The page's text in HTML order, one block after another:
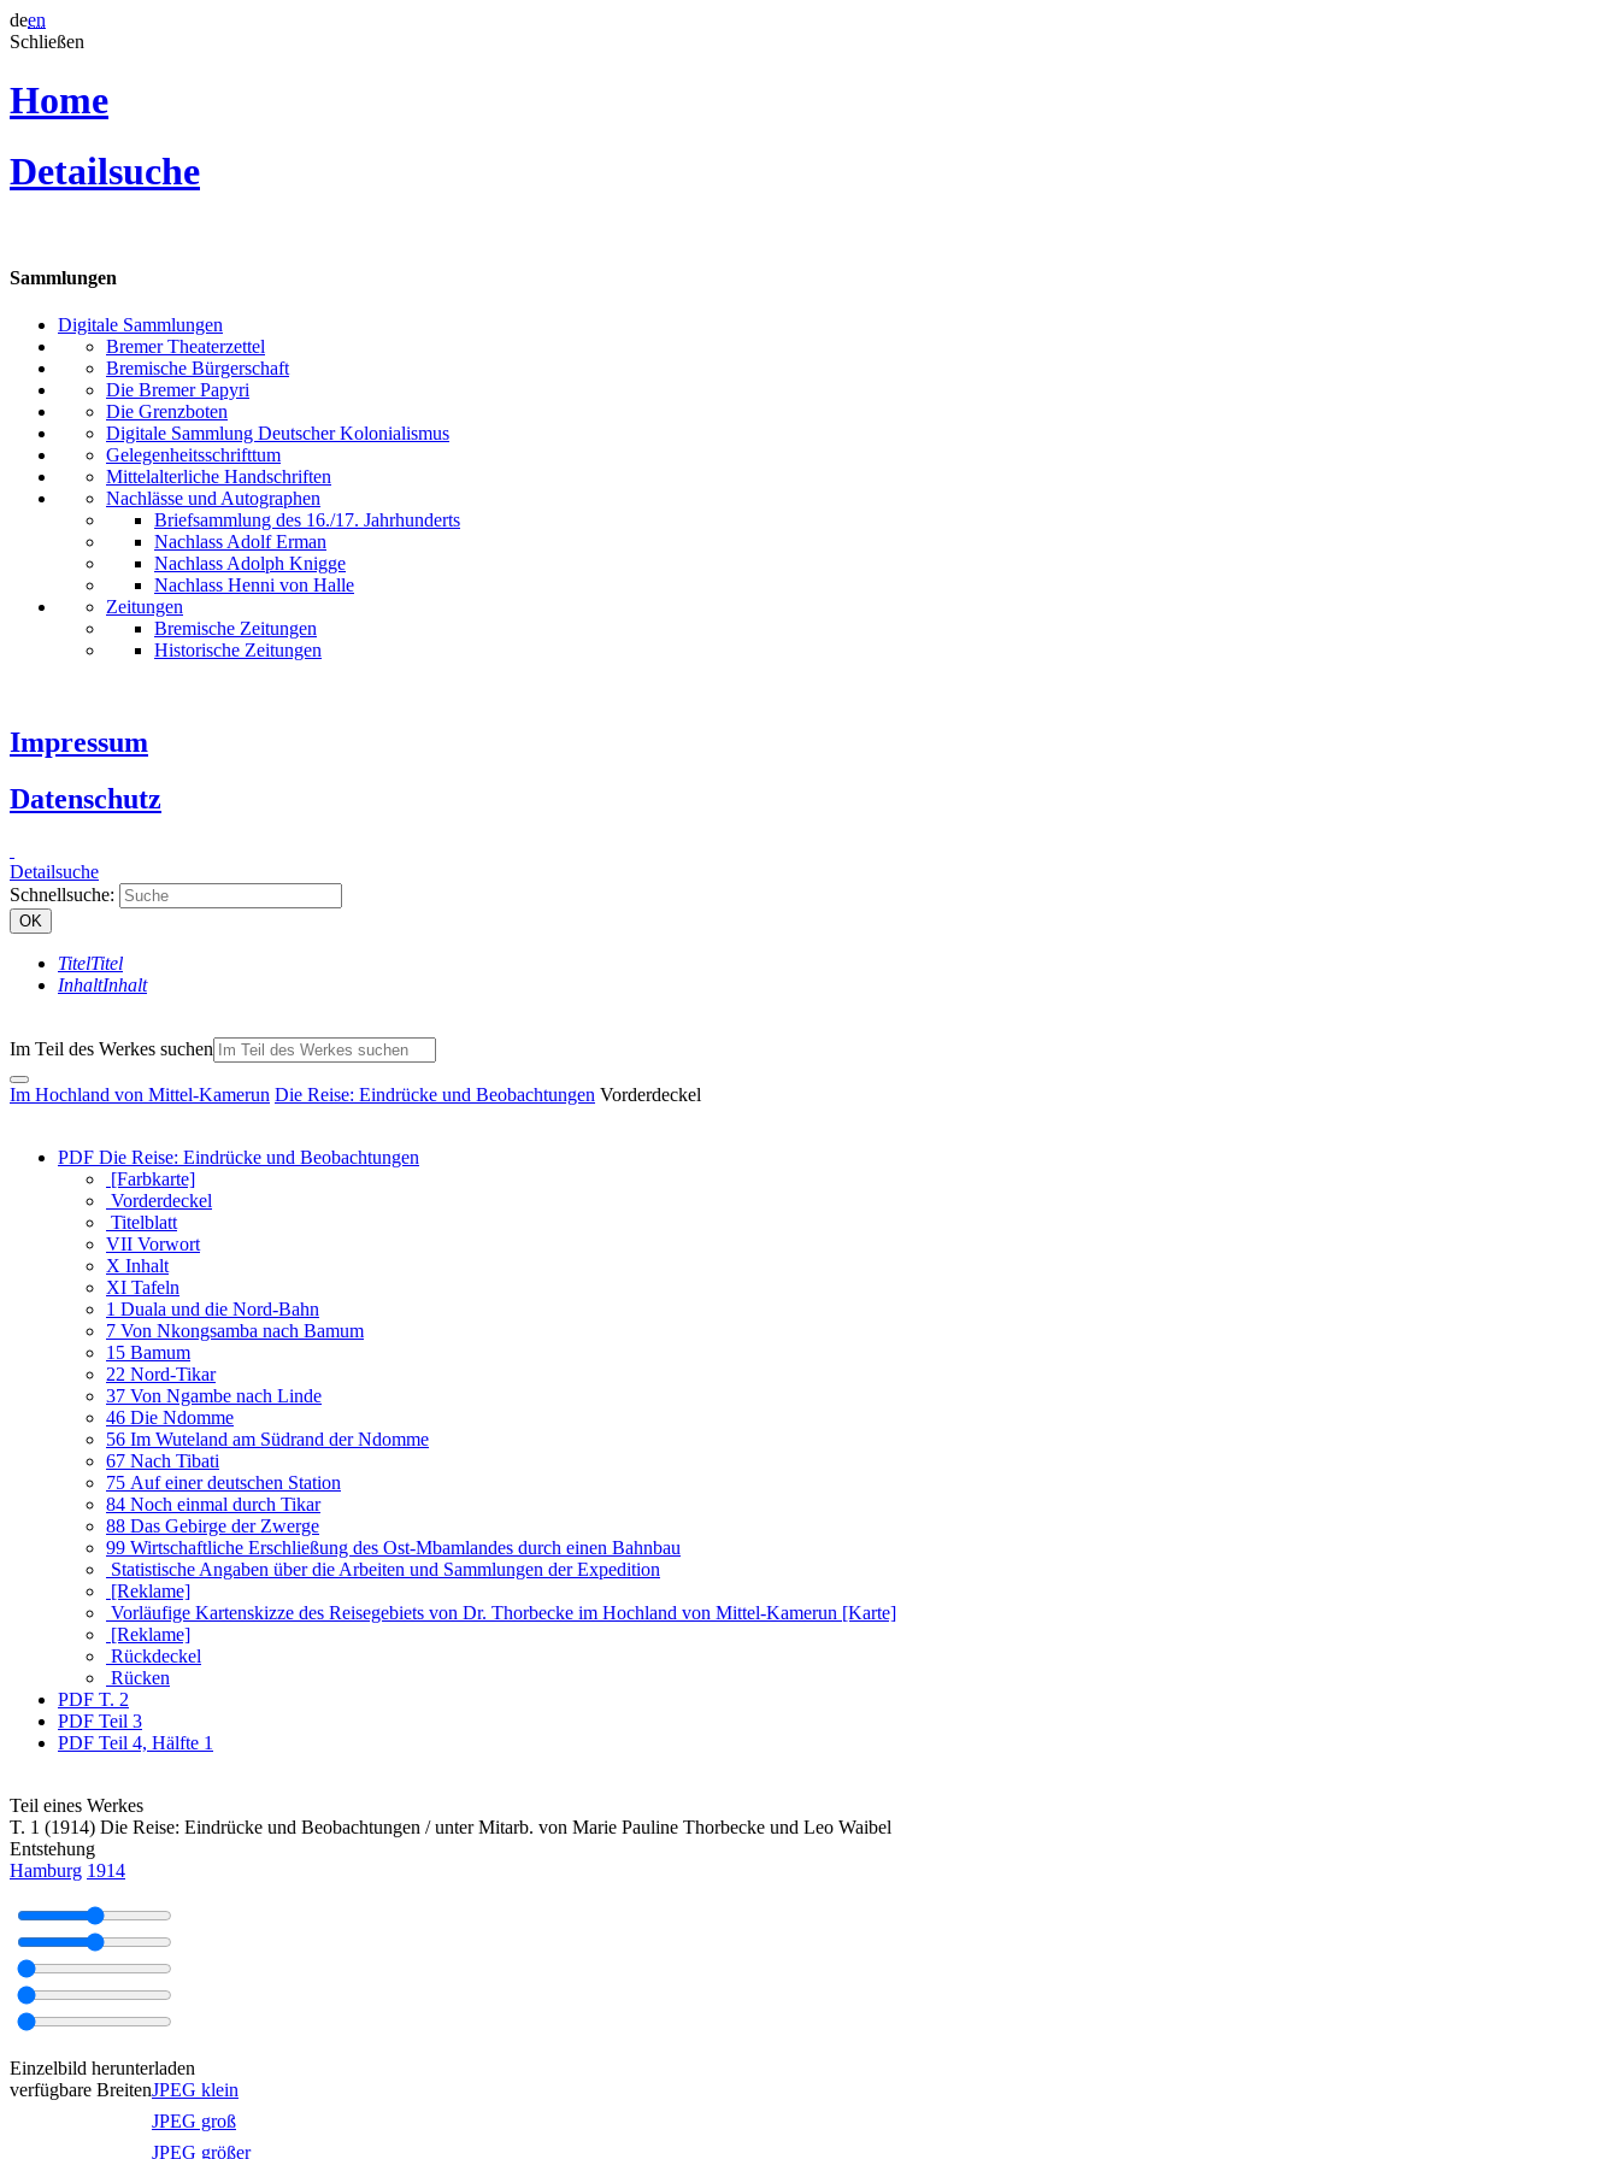
deen
Schließen
Home
Detailsuche
Sammlungen
Digitale Sammlungen
Bremer Theaterzettel
Bremische Bürgerschaft
Die Bremer Papyri
Die Grenzboten
Digitale Sammlung Deutscher Kolonialismus
Gelegenheitsschrifttum
Mittelalterliche Handschriften
Nachlässe und Autographen
Briefsammlung des 16./17. Jahrhunderts
Nachlass Adolf Erman
Nachlass Adolph Knigge
Nachlass Henni von Halle
Zeitungen
Bremische Zeitungen
Historische Zeitungen
Impressum
Datenschutz
Detailsuche
Schnellsuche:
OK
TitelTitel
InhaltInhalt
Im Teil des Werkes suchen
Im Hochland von Mittel-Kamerun Die Reise: Eindrücke und Beobachtungen Vorderdeckel
PDF Die Reise: Eindrücke und Beobachtungen
[Farbkarte]
Vorderdeckel
Titelblatt
VII Vorwort
X Inhalt
XI Tafeln
1 Duala und die Nord-Bahn
7 Von Nkongsamba nach Bamum
15 Bamum
22 Nord-Tikar
37 Von Ngambe nach Linde
46 Die Ndomme
56 Im Wuteland am Südrand der Ndomme
67 Nach Tibati
75 Auf einer deutschen Station
84 Noch einmal durch Tikar
88 Das Gebirge der Zwerge
99 Wirtschaftliche Erschließung des Ost-Mbamlandes durch einen Bahnbau
Statistische Angaben über die Arbeiten und Sammlungen der Expedition
[Reklame]
Vorläufige Kartenskizze des Reisegebiets von Dr. Thorbecke im Hochland von Mittel-Kamerun [Karte]
[Reklame]
Rückdeckel
Rücken
PDF T. 2
PDF Teil 3
PDF Teil 4, Hälfte 1
Teil eines Werkes
T. 1 (1914) Die Reise: Eindrücke und Beobachtungen / unter Mitarb. von Marie Pauline Thorbecke und Leo Waibel
Entstehung
Hamburg 1914
Einzelbild herunterladen
verfügbare BreitenJPEG klein
JPEG groß
JPEG größer